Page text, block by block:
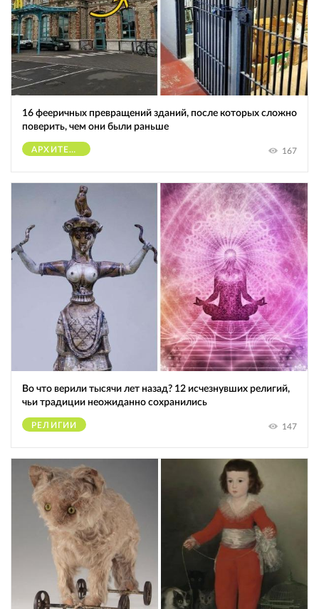
16 фееричных превращений зданий, после которых сложно
поверить, чем они были раньше
АРХИТЕКТУРА 167
Во что верили тысячи лет назад? 12 исчезнувших религий,
чьи традиции неожиданно сохранились
РЕЛИГИИ 147